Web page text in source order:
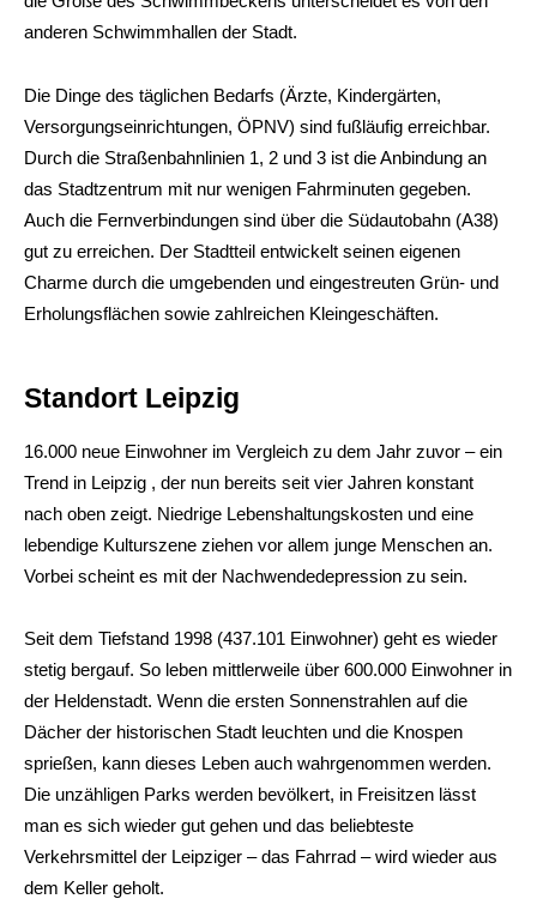
anderen Schwimmhallen der Stadt.
Die Dinge des täglichen Bedarfs (Ärzte, Kindergärten,
Versorgungseinrichtungen, ÖPNV) sind fußläufig erreichbar.
Durch die Straßenbahnlinien 1, 2 und 3 ist die Anbindung an
das Stadtzentrum mit nur wenigen Fahrminuten gegeben.
Auch die Fernverbindungen sind über die Südautobahn (A38)
gut zu erreichen. Der Stadtteil entwickelt seinen eigenen
Charme durch die umgebenden und eingestreuten Grün- und
Erholungsflächen sowie zahlreichen Kleingeschäften.
Standort Leipzig
16.000 neue Einwohner im Vergleich zu dem Jahr zuvor – ein
Trend in Leipzig , der nun bereits seit vier Jahren konstant
nach oben zeigt. Niedrige Lebenshaltungskosten und eine
lebendige Kulturszene ziehen vor allem junge Menschen an.
Vorbei scheint es mit der Nachwendedepression zu sein.
Seit dem Tiefstand 1998 (437.101 Einwohner) geht es wieder
stetig bergauf. So leben mittlerweile über 600.000 Einwohner in
der Heldenstadt. Wenn die ersten Sonnenstrahlen auf die
Dächer der historischen Stadt leuchten und die Knospen
sprießen, kann dieses Leben auch wahrgenommen werden.
Die unzähligen Parks werden bevölkert, in Freisitzen lässt
man es sich wieder gut gehen und das beliebteste
Verkehrsmittel der Leipziger – das Fahrrad – wird wieder aus
dem Keller geholt.